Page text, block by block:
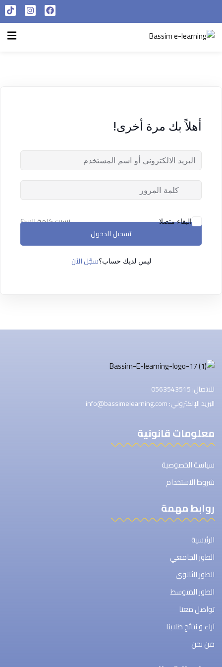
من نحن
أهلاً بك مرة أخرى!
البقاء متصلا
نسيت كلمة السر؟
تسجيل الدخول
ليس لديك حساب؟سجّل الآن
للاتصال: 0563543515
البريد الإلكتروني: info@bassimelearning.com
معلومات قانونية
سياسة الخصوصية
شروط الاستخدام
روابط مهمة
الرئيسية
الطور الجامعي
الطور الثانوي
الطور المتوسط
تواصل معنا
آراء و نتائج طلابنا
من نحن
تسجيل الدخول التسجيل الآن
تذكر لي فقدت كلمة المرور الخاصة بك ؟
التسجيل الآن
ليس لديك حساب ؟تسجيل الدخول